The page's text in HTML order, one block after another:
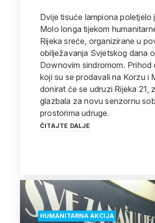
Dvije tisuće lampiona poletjelo
Molo longa tijekom
Rijeka sreće, organizirane u
obilježavanja Svjetskog dana
Downovim sindromom. Prihod
koji su se prodavali na Korzu i
donirat će se udruzi Rijeka 21,
glazbala za novu senzornu
prostorima udruge.
ČITAJTE DALJE
HUMANITARNA AKCIJA